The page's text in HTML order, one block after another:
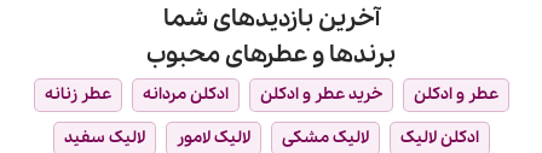
آخرین بازدیدهای شما
برندها و عطرهای محبوب
عطر و ادکلن خرید عطر و ادکلن ادکلن مردانه
عطر زنانه
ادکلن لالیک
لالیک مشکی لالیک لامور
لالیک سفید